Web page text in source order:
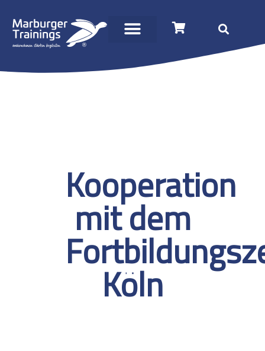
Kooperation
mit dem
Köln